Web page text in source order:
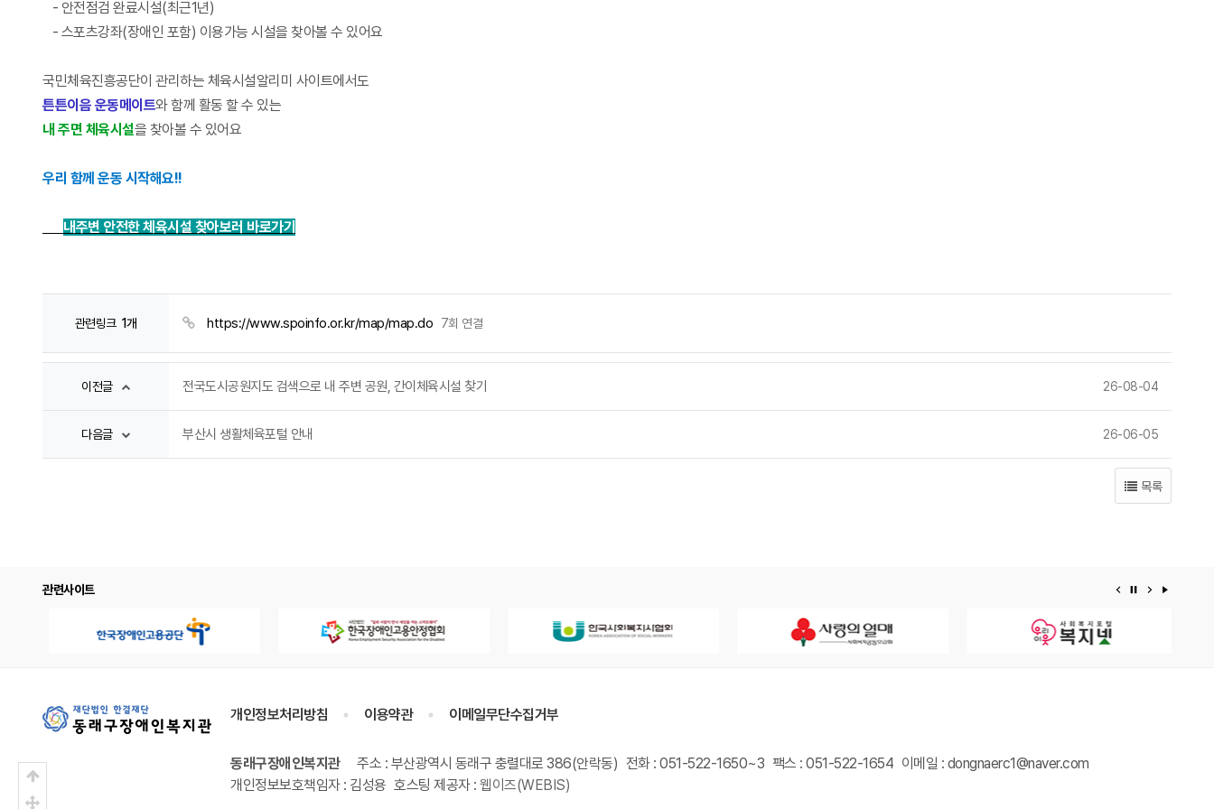
- 안전점검 완료시설(최근1년)
- 스포츠강좌(장애인 포함) 이용가능 시설을 찾아볼 수 있어요
국민체육진흥공단이 관리하는 체육시설알리미 사이트에서도
튼튼이음 운동메이트와 함께 활동 할 수 있는
내 주면 체육시설을 찾아볼 수 있어요
우리 함께 운동 시작해요!!
내주변 안전한 체육시설 찾아보러 바로가기
관련링크 1개 https://www.spoinfo.or.kr/map/map.do 7회 연결
이전글 전국도시공원지도 검색으로 내 주변 공원, 간이체육시설 찾기 26-08-04
다음글 부산시 생활체육포털 안내 26-06-05
목록
관련사이트 이전 배너
배너 정지다음 배너
개인정보처리방침 이용약관 이메일무단수집거부
동래구장애인복지관 주소 : 부산광역시 동래구 충렬대로 386(안락동) 전화 : 051-522-1650~3 팩스 : 051-522-1654 이메일 : dongnaerc1@naver.com
개인정보보호책임자 : 김성용 호스팅 제공자 :웹이즈(WEBIS)
상단으로
중간으로